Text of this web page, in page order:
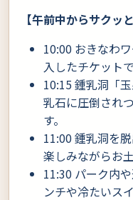
【午前中からサクッ
10:00 おきなわ
入したチケット
10:15 鍾乳洞「
乳石に圧倒され
す。
11:00 鍾乳洞を
楽しみながらお
11:30 パーク内
ンチや冷たいス